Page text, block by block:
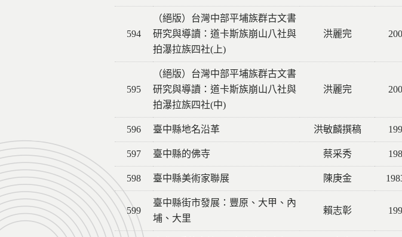
594
（絕版）台灣中部平埔族群古文書
研究與導讀：道卡斯族崩山八社與
拍瀑拉族四社(上)
洪麗完
595
（絕版）台灣中部平埔族群古文書
研究與導讀：道卡斯族崩山八社與
拍瀑拉族四社(中)
洪麗完
596 臺中縣地名沿革 洪敏麟撰稿
597 臺中縣的佛寺 蔡采秀
598 臺中縣美術家聯展 陳庚金
599
臺中縣街市發展：豐原、大甲、內
埔、大里
賴志彰